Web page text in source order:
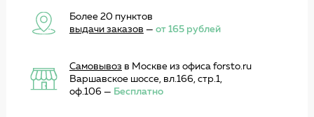
Более 20 пунктов
выдачи заказов — от 165 рублей
Самовывоз в Москве из офиса forsto.ru
Варшавское шоссе, вл.166, стр.1,
оф.106 — Бесплатно